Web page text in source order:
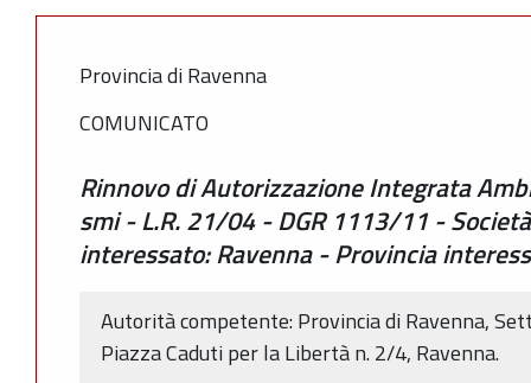
Provincia di Ravenna
COMUNICATO
Rinnovo di Autorizzazione Integrata
smi - L.R. 21/04 - DGR 1113/11 -
interessato: Ravenna - Provincia
Autorità competente: Provincia di Ravenna,
Piazza Caduti per la Libertà n. 2/4, Ravenna.